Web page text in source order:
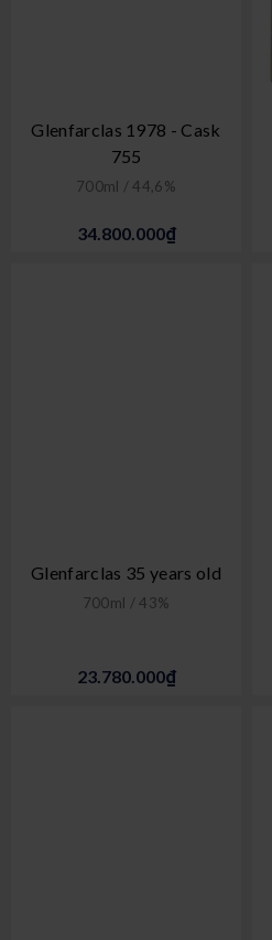
Glenfarclas 1978 - Cask
755
700ml / 44,6%
34.800.000₫
Glenfarclas 35 years old
700ml / 43%
23.780.000₫